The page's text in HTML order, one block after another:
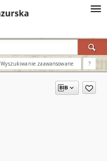
Wyszukiwanie zaawansowane ?